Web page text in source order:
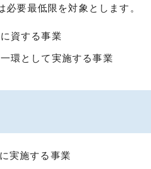
要最低限を対象とします。
資する事業
環として実施する事業
実施する事業